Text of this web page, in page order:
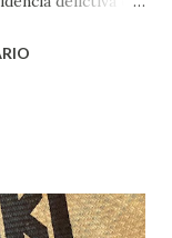
a favor de la
se llamara al